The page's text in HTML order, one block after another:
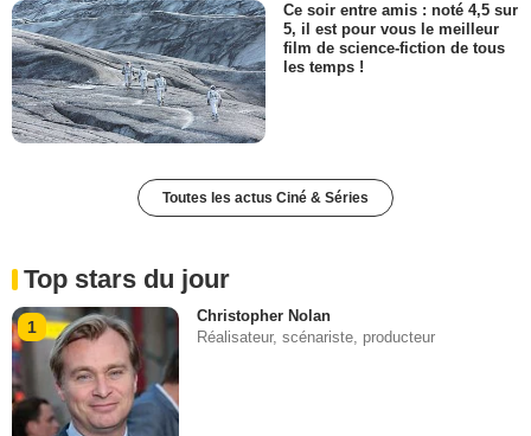
Ce soir entre amis : noté 4,5 sur
5, il est pour vous le meilleur
film de science-fiction de tous
les temps !
Toutes les actus Ciné & Séries
Top stars du jour
1
Christopher Nolan
Réalisateur, scénariste, producteur